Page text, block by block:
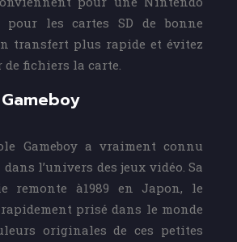
pour les cartes SD de bonne
transfert plus rapide et évitez
de fichiers la carte.
Gameboy a vraiment connu
l’univers des jeux vidéo. Sa
remonte à1989 en Japon, le
rapidement prisé dans le monde
originales de ces petites